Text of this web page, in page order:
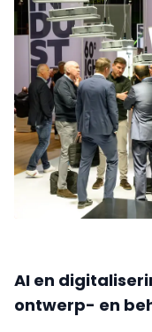
AI en
ontwerp- en